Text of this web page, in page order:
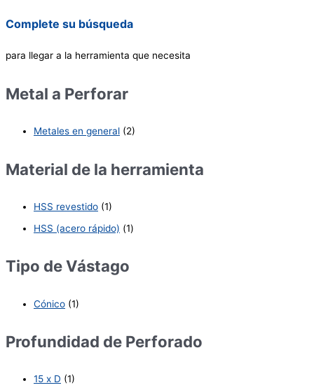
Complete su búsqueda
para llegar a la herramienta que necesita
Metal a Perforar
Metales en general (2)
Material de la herramienta
HSS revestido (1)
HSS (acero rápido) (1)
Tipo de Vástago
Cónico (1)
Profundidad de Perforado
15 x D (1)